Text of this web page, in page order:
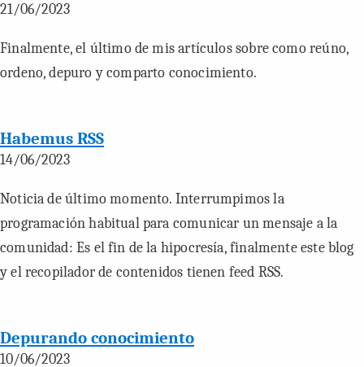
21/06/2023
Finalmente, el último de mis artículos sobre como reúno,
ordeno, depuro y comparto conocimiento.
Habemus RSS
14/06/2023
Noticia de último momento. Interrumpimos la
programación habitual para comunicar un mensaje a la
comunidad: Es el fin de la hipocresía, finalmente este blog
y el recopilador de contenidos tienen feed RSS.
Depurando conocimiento
10/06/2023